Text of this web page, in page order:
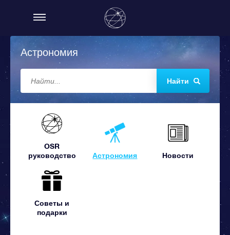
Астрономия
Найти
OSR
руководство
Астрономия Новости
Советы и
подарки